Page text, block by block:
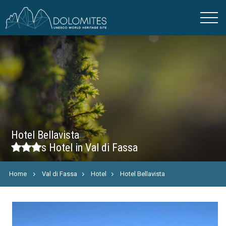
Hotel Bellavista
sHotel in Val di Fassa
Home Val di Fassa Hotel Hotel Bellavista